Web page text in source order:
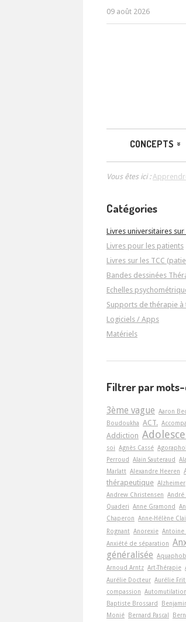
09 août 2026
CONCEPTS
Vous êtes ici :
Catégories
Livres universitaires sur
Livres pour les patients
Livres sur les TCC
Bandes dessinées
Echelles
Supports de thérapie à
Logiciels / Apps
Matériels
Filtrer par
3ème vague Aaron
Boudoukha ACT.
Addiction
soi Agnès Cassé
Perroud Alain Sauteraud
Marlatt Alexandre Heeren
thérapeutique Alzheimer
Andrew Christensen André
Quaderi Anne Gramond
Chaperon Anne-Hélène
Rognant Anorexie Antoine
Anxiété de séparation
généralisée
Arnoud Arntz Art-Thérapie
Aurélie Docteur Aurélie
compassion Automutilation
Baptiste Brossard
Monié Bernard Pascal